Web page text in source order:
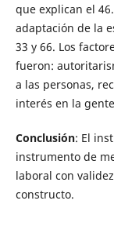
que explican el
adaptación de la
33 y 66. Los
fueron:
a las personas,
interés en la
Conclusión: El
instrumento de
laboral con
constructo.